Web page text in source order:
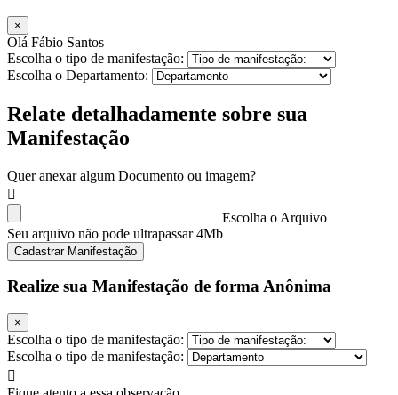
×
Olá Fábio Santos
Escolha o tipo de manifestação:
Escolha o Departamento:
Relate detalhadamente sobre sua
Manifestação
Quer anexar algum Documento ou imagem?
Escolha o Arquivo
Seu arquivo não pode ultrapassar 4Mb
Cadastrar Manifestação
Realize sua Manifestação de forma Anônima
×
Escolha o tipo de manifestação:
Escolha o tipo de manifestação: